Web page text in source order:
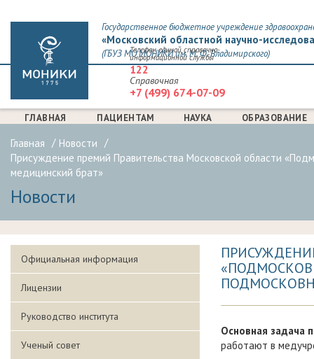
Государственное бюджетное учреждение
«Московский областной научно-
(ГБУЗ МО МОНИКИ им. М. Ф. Владимирского)
Телефон единой справочно-
информационной службы
122
Справочная
+7 (499) 674-07-09
ГЛАВНАЯ ПАЦИЕНТАМ НАУКА ОБРАЗОВАНИЕ
Главная
Новости
Присуждение премий Правительства Московской области
медицинский брат»
Новости
Официальная информация
Лицензии
Руководство института
Ученый совет
Основная задача
работают в